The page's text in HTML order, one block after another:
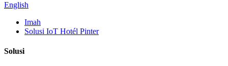
English
Imah
Solusi IoT Hotél Pinter
Solusi